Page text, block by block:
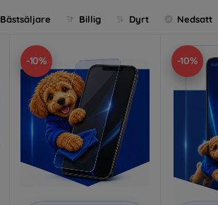
Bästsäljare Billig Dyrt Nedsatt
-10% -10%